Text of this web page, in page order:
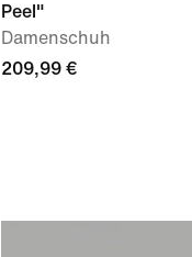
Peel"
Damenschuh
209,99 €